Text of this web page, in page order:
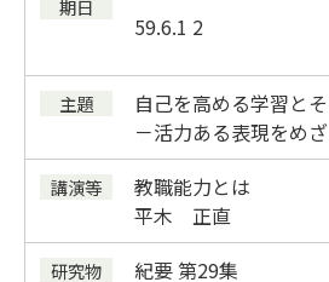
59.6.1 2
自己を高める学習と
－活力ある表現をめ
教職能力とは
平木 正直
紀要第29集